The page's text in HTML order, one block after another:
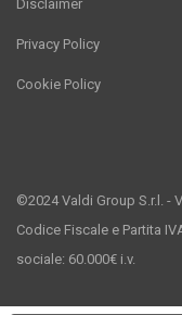
Disclaimer
Privacy Policy
Cookie Policy
©2024 Valdi Group S.r.l. -
Codice Fiscale e Partita
sociale: 60.000€ i.v.